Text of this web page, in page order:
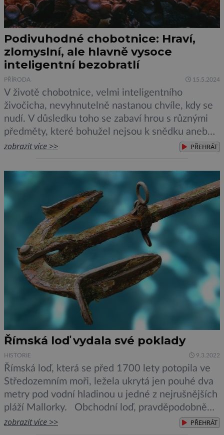
Podivuhodné chobotnice: Hraví,
zlomyslní, ale hlavně vysoce
inteligentní bezobratlí
PŘÍRODA 15.5.2024
V životě chobotnice, velmi inteligentního
živočicha, nevyhnutelně nastanou chvíle, kdy se
nudí. V důsledku toho se zabaví hrou s různými
předměty, které bohužel nejsou k snědku anebo
jízdou na medúzách. Také mohou nastat situace,
mušlemi po jiných chobotnicích, častěji však po
samcích. V mnoha ohledech jsou nám, lidem,
velmi podobné, a […]
zobrazit více >> PŘEHRÁT
Římská loď vydala své poklady
HISTORIE 9.3.2022
Římská loď, která se před 1700 lety potopila ve
Středozemním moři, ležela ukrytá jen pouhé dva
metry pod vodní hladinou u jedné z nejrušnějších
pláží Mallorky. Obchodní loď, pravděpodobně
kotvící v zálivu Palma na cestě z jihozápadního
zobrazit více >> PŘEHRÁT